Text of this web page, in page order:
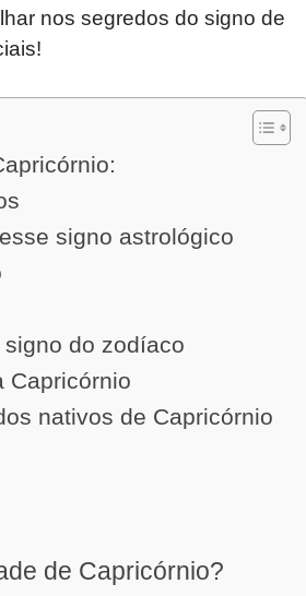
nos segredos do signo de
signo astrológico
do zodíaco
Capricórnio
nativos de Capricórnio
de Capricórnio?